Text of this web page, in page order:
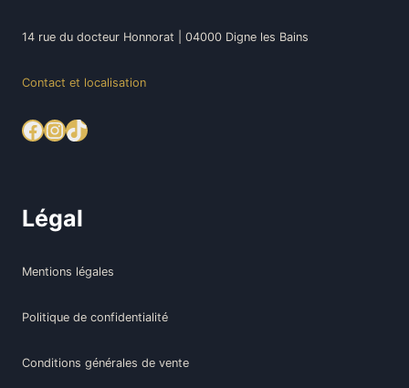
14 rue du docteur Honnorat | 04000 Digne les Bains
Contact et localisation
Facebook
Instagram
TikTok
Légal
Mentions légales
Politique de confidentialité
Conditions générales de vente